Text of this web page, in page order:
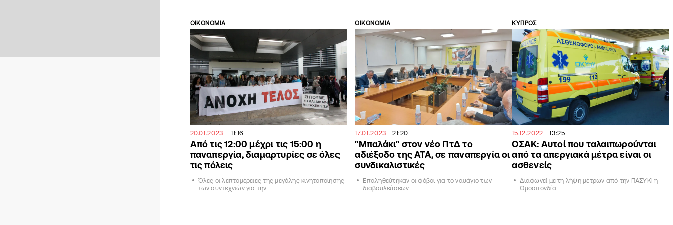
ΟΙΚΟΝΟΜΙΑ
20.01.2023 11:16
Από τις 12:00 μέχρι τις 15:00 η
παναπεργία, διαμαρτυρίες σε όλες
τις πόλεις
Όλες οι λεπτομέρειες της μεγάλης κινητοποίησης
των συντεχνιών για την
ΟΙΚΟΝΟΜΙΑ
17.01.2023 21:20
"Μπαλάκι" στον νέο ΠτΔ το
αδιέξοδο της ΑΤΑ, σε παναπεργία οι
συνδικαλιστικές
Επαληθεύτηκαν οι φόβοι για το ναυάγιο των
διαβουλεύσεων
ΚΥΠΡΟΣ
15.12.2022 13:25
ΟΣΑΚ: Aυτοί που ταλαιπωρούνται
από τα απεργιακά μέτρα είναι οι
ασθενείς
Διαφωνεί με τη λήψη μέτρων από την ΠΑΣΥΚΙ η
Ομοσπονδία